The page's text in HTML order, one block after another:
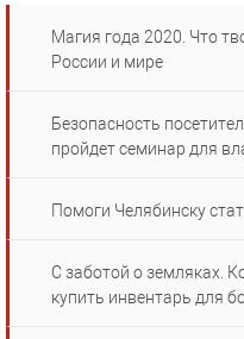
Магия года 2020. Что
России и мире
Безопасность
пройдет семинар для
Помоги Челябинску
С заботой о земляках.
купить инвентарь для